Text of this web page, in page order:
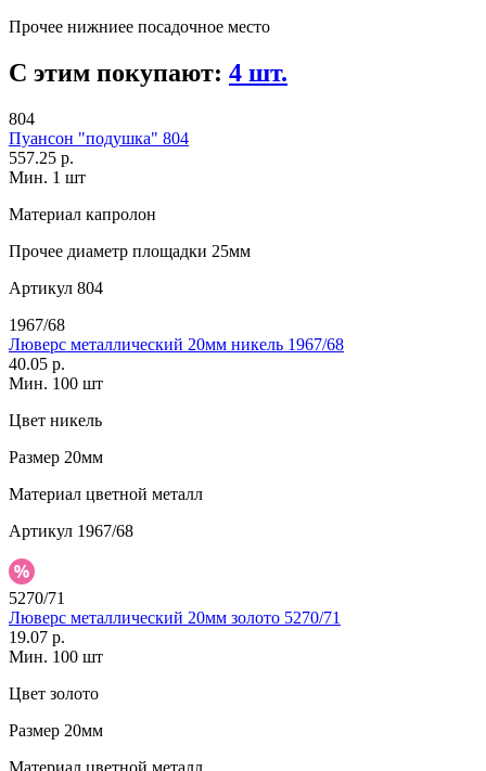
Прочее нижниее посадочное место
С этим покупают: 4 шт.
804
Пуансон "подушка" 804
557.25 р.
Мин. 1 шт
Материал капролон
Прочее диаметр площадки 25мм
Артикул 804
1967/68
Люверс металлический 20мм никель 1967/68
40.05 р.
Мин. 100 шт
Цвет никель
Размер 20мм
Материал цветной металл
Артикул 1967/68
5270/71
Люверс металлический 20мм золото 5270/71
19.07 р.
Мин. 100 шт
Цвет золото
Размер 20мм
Материал цветной металл